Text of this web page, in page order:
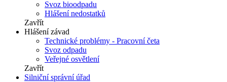
Svoz bioodpadu
Hlášení nedostatků
Zavřít
Hlášení závad
Technické problémy - Pracovní četa
Svoz odpadu
Veřejné osvětlení
Zavřít
Silniční správní úřad